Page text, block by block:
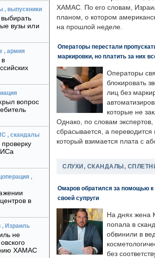
, выпускники
вузы или
, армия
вопрос
, скандалы
,
в
, Израиль
не
ХАМАС
ХАМАС. По его словам,
планом, о котором
на прошлой неделе.
Операторы перестали
маркировки, но платить за них
Операторы
блокировать
лиц без
которые не
Однако, по словам
сбрасывается, а переводится
который взимается плата с
СЛУХИ, СКАНДАЛЫ,
Омаров обратился за помощью
своей супруги
На днях жена
попала в
обвинили в
без